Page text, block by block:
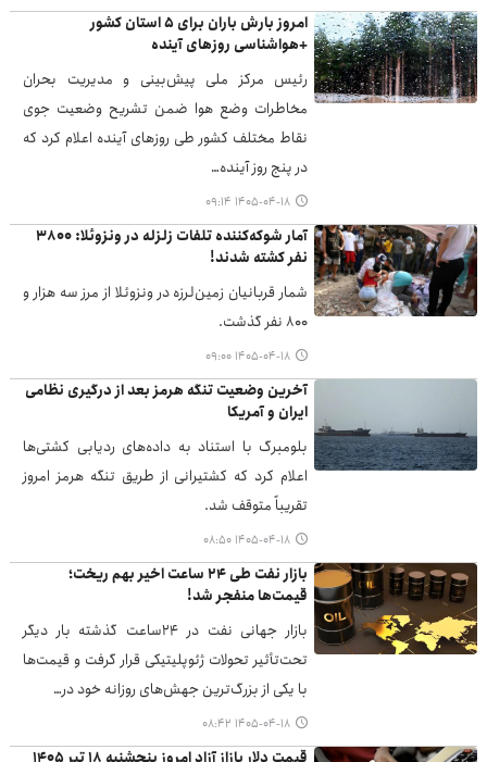
امروز بارش باران برای ۵ استان کشور
+هواشناسی روزهای آینده
رئیس مرکز ملی پیش‌بینی و مدیریت بحران
مخاطرات وضع هوا ضمن تشریح وضعیت جوی
نقاط مختلف کشور طی روزهای آینده اعلام کرد که
در پنج روز آینده…
۱۴۰۵-۰۴-۱۸ ۰۹:۱۴
آمار شوکه‌کننده تلفات زلزله در ونزوئلا: ۳۸۰۰
نفر کشته شدند!
شمار قربانیان زمین‌لرزه در ونزوئلا از مرز سه هزار و
۸۰۰ نفر گذشت.
۱۴۰۵-۰۴-۱۸ ۰۹:۰۰
آخرین وضعیت تنگه هرمز بعد از درگیری نظامی
ایران و آمریکا
بلومبرگ با استناد به داده‌های ردیابی کشتی‌ها
اعلام کرد که کشتیرانی از طریق تنگه هرمز امروز
تقریباً متوقف شد.
۱۴۰۵-۰۴-۱۸ ۰۸:۵۰
بازار نفت طی ۲۴ ساعت اخیر بهم ریخت؛
قیمت‌ها منفجر شد!
بازار جهانی نفت در ۲۴ساعت گذشته بار دیگر
تحت‌تأثیر تحولات ژئوپلیتیکی قرار گرفت و قیمت‌ها
با یکی از بزرگ‌ترین جهش‌های روزانه خود در…
۱۴۰۵-۰۴-۱۸ ۰۸:۴۲